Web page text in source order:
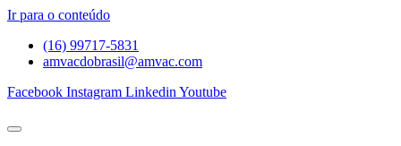
Ir para o conteúdo
(16) 99717-5831
amvacdobrasil@amvac.com
Facebook Instagram Linkedin Youtube